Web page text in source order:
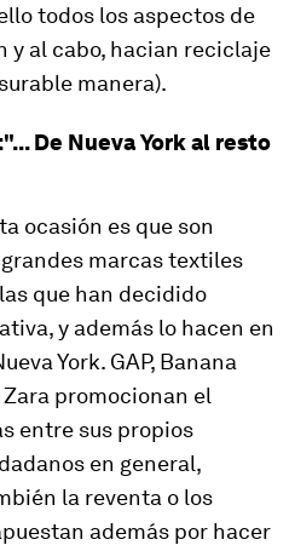
todos los aspectos de
y al cabo, hacian reciclaje
manera).
De Nueva York al resto
ocasión es que son
marcas textiles
que han decidido
y además lo hacen en
York. GAP, Banana
promocionan el
entre sus propios
en general,
la reventa o los
además por hacer